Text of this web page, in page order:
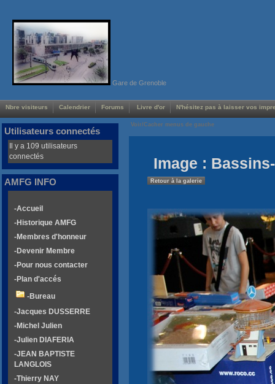
Gare de Grenoble
Nbre visiteurs Calendrier Forums Livre d'or N'hésitez pas à laisser vos
Voir/Cacher menus de gauche
Image :
Retour à la galerie
Utilisateurs connectés
Il y a 109 utilisateurs
connectés
AMFG INFO
-Accueil
-Historique AMFG
-Membres d'honneur
-Devenir Membre
-Pour nous contacter
-Plan d'accés
-Bureau
-Jacques DUSSERRE
-Michel Julien
-Julien DIAFERIA
-JEAN BAPTISTE
LANGLOIS
-Thierry NAY